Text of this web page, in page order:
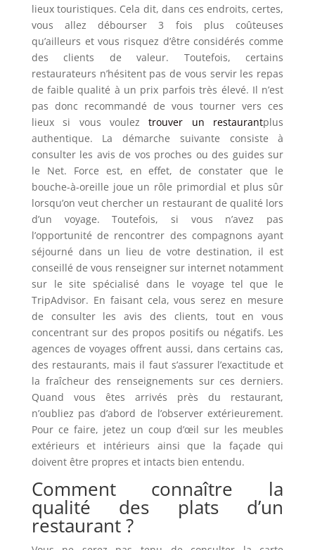
lieux touristiques. Cela dit, dans ces endroits, certes,
vous allez débourser 3 fois plus coûteuses
qu’ailleurs et vous risquez d’être considérés comme
des clients de valeur. Toutefois, certains
restaurateurs n’hésitent pas de vous servir les repas
de faible qualité à un prix parfois très élevé. Il n’est
pas donc recommandé de vous tourner vers ces
lieux si vous vouleztrouver un restaurantplus
authentique. La démarche suivante consiste à
consulter les avis de vos proches ou des guides sur
le Net. Force est, en effet, de constater que le
bouche-à-oreille joue un rôle primordial et plus sûr
lorsqu’on veut chercher un restaurant de qualité lors
d’un voyage. Toutefois, si vous n’avez pas
l’opportunité de rencontrer des compagnons ayant
séjourné dans un lieu de votre destination, il est
conseillé de vous renseigner sur internet notamment
sur le site spécialisé dans le voyage tel que le
TripAdvisor. En faisant cela, vous serez en mesure
de consulter les avis des clients, tout en vous
concentrant sur des propos positifs ou négatifs. Les
agences de voyages offrent aussi, dans certains cas,
des restaurants, mais il faut s’assurer l’exactitude et
la fraîcheur des renseignements sur ces derniers.
Quand vous êtes arrivés près du restaurant,
n’oubliez pas d’abord de l’observer extérieurement.
Pour ce faire, jetez un coup d’œil sur les meubles
extérieurs et intérieurs ainsi que la façade qui
doivent être propres et intacts bien entendu.
Comment connaître la
qualité des plats d’un
restaurant ?